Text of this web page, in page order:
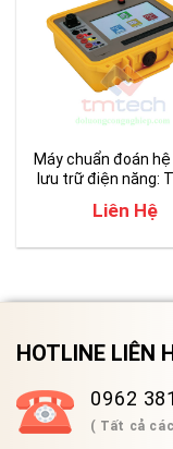
Máy chuẩn đoán
lưu trữ điện năng:
Liên Hệ
HOTLINE LIÊN
0962
( Tất cả